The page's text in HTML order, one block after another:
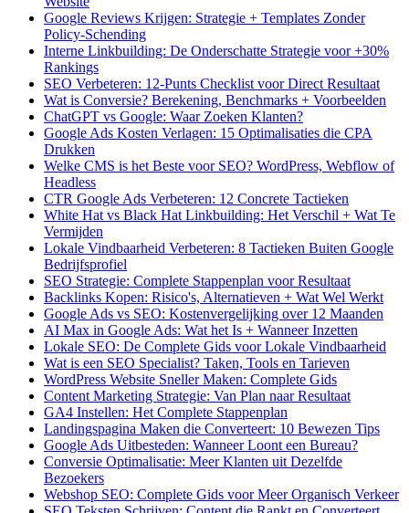
Google Reviews Krijgen: Strategie + Templates Zonder
Policy-Schending
Interne Linkbuilding: De Onderschatte Strategie voor +30%
Rankings
SEO Verbeteren: 12-Punts Checklist voor Direct Resultaat
Wat is Conversie? Berekening, Benchmarks + Voorbeelden
ChatGPT vs Google: Waar Zoeken Klanten?
Google Ads Kosten Verlagen: 15 Optimalisaties die CPA
Drukken
Welke CMS is het Beste voor SEO? WordPress, Webflow of
Headless
CTR Google Ads Verbeteren: 12 Concrete Tactieken
White Hat vs Black Hat Linkbuilding: Het Verschil + Wat Te
Vermijden
Lokale Vindbaarheid Verbeteren: 8 Tactieken Buiten Google
Bedrijfsprofiel
SEO Strategie: Complete Stappenplan voor Resultaat
Backlinks Kopen: Risico's, Alternatieven + Wat Wel Werkt
Google Ads vs SEO: Kostenvergelijking over 12 Maanden
AI Max in Google Ads: Wat het Is + Wanneer Inzetten
Lokale SEO: De Complete Gids voor Lokale Vindbaarheid
Wat is een SEO Specialist? Taken, Tools en Tarieven
WordPress Website Sneller Maken: Complete Gids
Content Marketing Strategie: Van Plan naar Resultaat
GA4 Instellen: Het Complete Stappenplan
Landingspagina Maken die Converteert: 10 Bewezen Tips
Google Ads Uitbesteden: Wanneer Loont een Bureau?
Conversie Optimalisatie: Meer Klanten uit Dezelfde
Bezoekers
Webshop SEO: Complete Gids voor Meer Organisch Verkeer